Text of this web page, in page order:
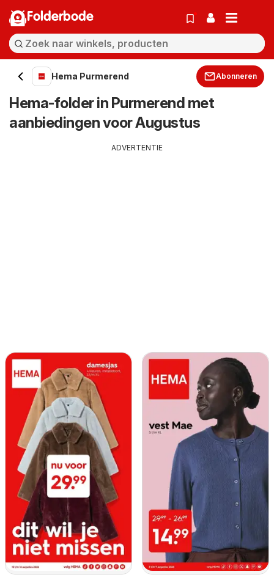
Folderbode
Hema Purmerend Abonneren
Hema-folder in Purmerend met
aanbiedingen voor Augustus
ADVERTENTIE